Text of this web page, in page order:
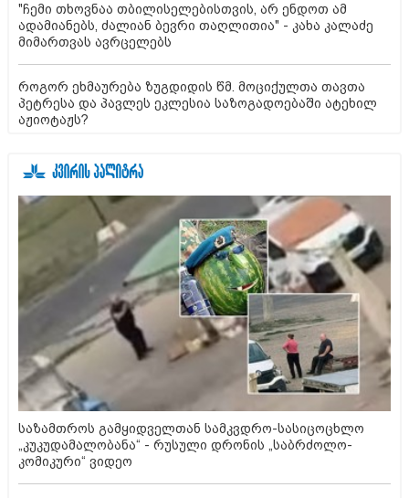
"ჩემი თხოვნაა თბილისელებისთვის, არ ენდოთ ამ
ადამიანებს, ძალიან ბევრი თაღლითია" - კახა კალაძე
მიმართვას ავრცელებს
როგორ ეხმაურება ზუგდიდის წმ. მოციქულთა თავთა
პეტრესა და პავლეს ეკლესია საზოგადოებაში ატეხილ
აჟიოტაჟს?
საზამთროს გამყიდველთან სამკვდრო-სასიცოცხლო
„კუკუდამალობანა“ - რუსული დრონის „საბრძოლო-
კომიკური“ ვიდეო